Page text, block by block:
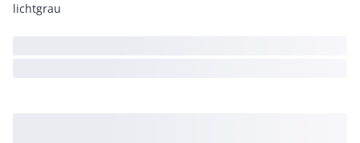
lichtgrau